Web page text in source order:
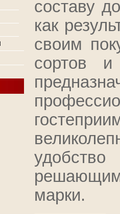
составу
как
своим
сортов
марки.